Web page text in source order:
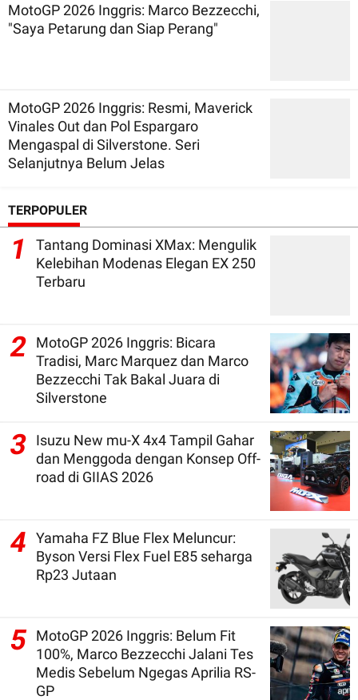
MotoGP 2026 Inggris: Marco Bezzecchi,
"Saya Petarung dan Siap Perang"
MotoGP 2026 Inggris: Resmi, Maverick
Vinales Out dan Pol Espargaro
Mengaspal di Silverstone. Seri
Selanjutnya Belum Jelas
TERPOPULER
1
Tantang Dominasi XMax: Mengulik
Kelebihan Modenas Elegan EX 250
Terbaru
2
MotoGP 2026 Inggris: Bicara
Tradisi, Marc Marquez dan Marco
Bezzecchi Tak Bakal Juara di
Silverstone
3
Isuzu New mu-X 4x4 Tampil Gahar
dan Menggoda dengan Konsep Off-
road di GIIAS 2026
4
Yamaha FZ Blue Flex Meluncur:
Byson Versi Flex Fuel E85 seharga
Rp23 Jutaan
5 MotoGP 2026 Inggris: Belum Fit
100%, Marco Bezzecchi Jalani Tes
Medis Sebelum Ngegas Aprilia RS-
GP